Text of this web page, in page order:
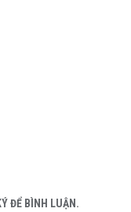
ĐỂ BÌNH LUẬN.